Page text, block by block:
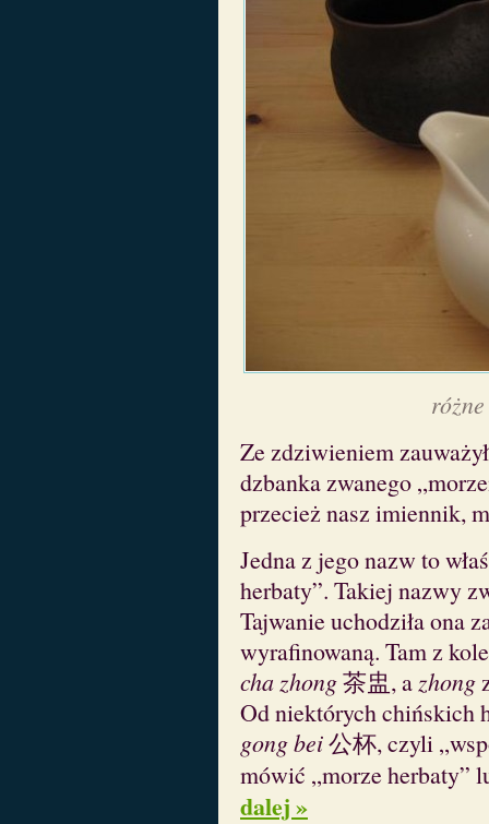
Ze zdziwieniem
dzbanka zwanego
przecież nasz imiennik,
Jedna z jego nazw to
herbaty”. Takiej nazwy
Tajwanie uchodziła ona
wyrafinowaną. Tam z
cha zhong茶盅, azhong
Od niektórych chińskich
gong bei公杯, czyli
mówić „morze herbaty”
dalej »